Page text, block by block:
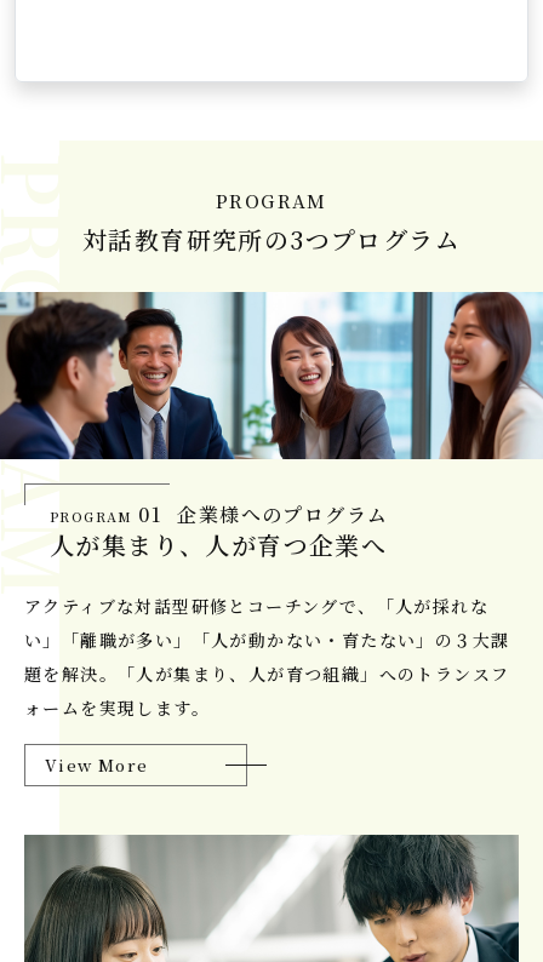
PROGRAM
対話教育研究所の3つプログラム
PROGRAM 01 企業様へのプログラム
人が集まり、人が育つ企業へ
アクティブな対話型研修とコーチングで、「人が採れな
い」「離職が多い」「人が動かない・育たない」の３大課
題を解決。「人が集まり、人が育つ組織」へのトランスフ
ォームを実現します。
View More